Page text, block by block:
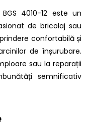
4010-12 este un
de bricolaj sau
confortabilă și
de înșurubare.
sau la reparații
semnificativ